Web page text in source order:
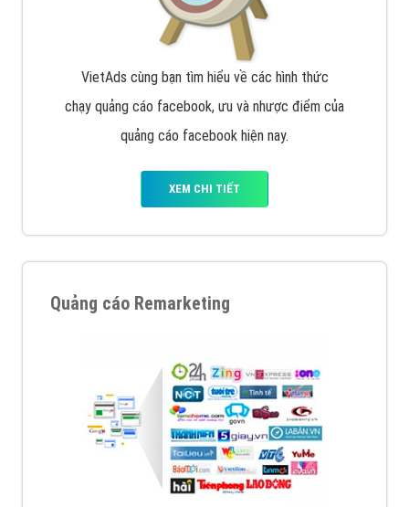
VietAds cùng bạn tìm hiểu về các hình thức
chạy quảng cáo facebook, ưu và nhược điểm của
quảng cáo facebook hiện nay.
XEM CHI TIẾT
Quảng cáo Remarketing